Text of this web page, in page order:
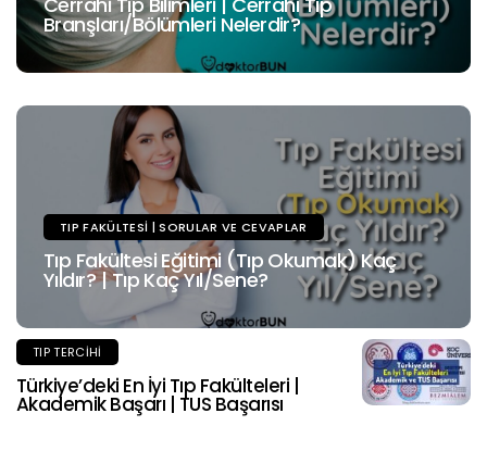
Branşları/Bölümleri Nelerdir?
TIP FAKÜLTESI | SORULAR VE CEVAPLAR
Tıp Fakültesi Eğitimi (Tıp Okumak) Kaç
Yıldır? | Tıp Kaç Yıl/Sene?
TIP TERCIHI
Türkiye’deki En İyi Tıp Fakülteleri |
Akademik Başarı | TUS Başarısı